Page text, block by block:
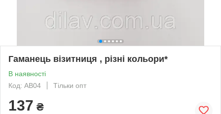
Гаманець візитниця , різні кольори*
В наявності
Код: AB04
Тільки опт
137 ₴